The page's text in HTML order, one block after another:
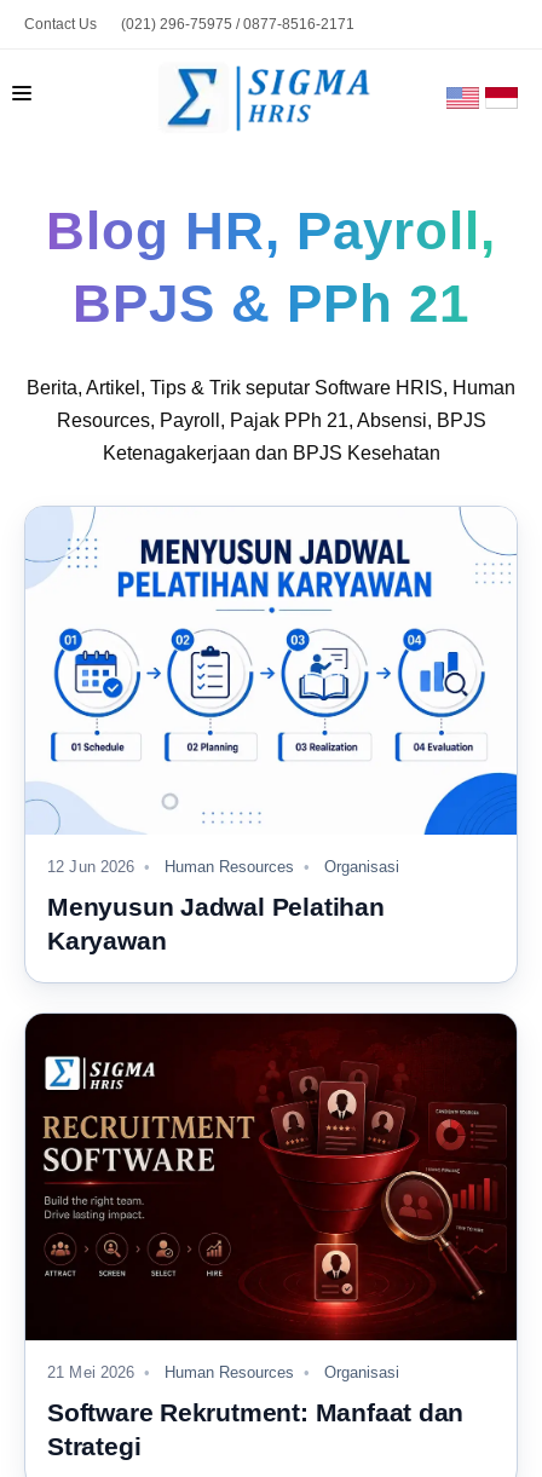
Contact Us (021) 296-75975 / 0877-8516-2171
marketing@sigmahris.com
PRODUK
HUBUNGI KAMI
TOOLS
Blog HR, Payroll,
BPJS & PPh 21
Berita, Artikel, Tips & Trik seputar Software HRIS, Human
Resources, Payroll, Pajak PPh 21, Absensi, BPJS
Ketenagakerjaan dan BPJS Kesehatan
12 Jun 2026 Human Resources Organisasi
Menyusun Jadwal Pelatihan
Karyawan
21 Mei 2026 Human Resources Organisasi
Software Rekrutment: Manfaat dan
Strategi